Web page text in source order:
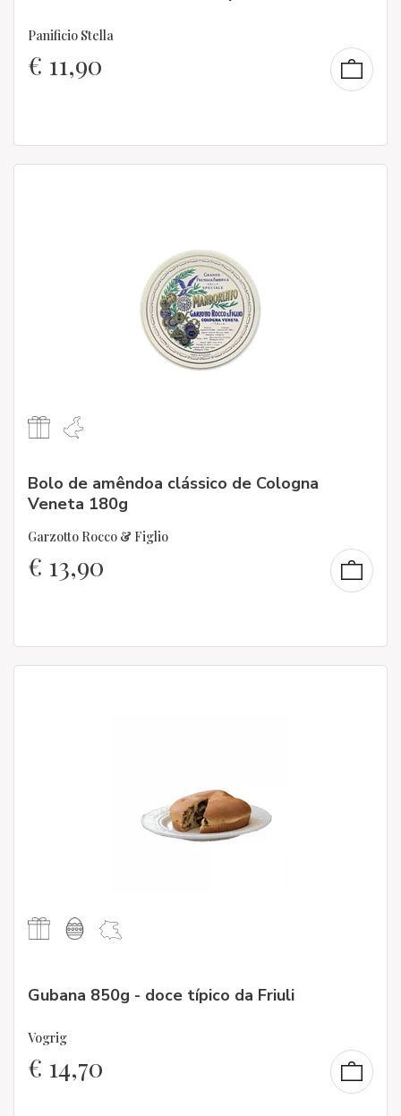
Panificio Stella
€ 11,90
Bolo de amêndoa clássico de Cologna
Veneta 180g
Garzotto Rocco & Figlio
€ 13,90
Gubana 850g - doce típico da Friuli
Vogrig
€ 14,70